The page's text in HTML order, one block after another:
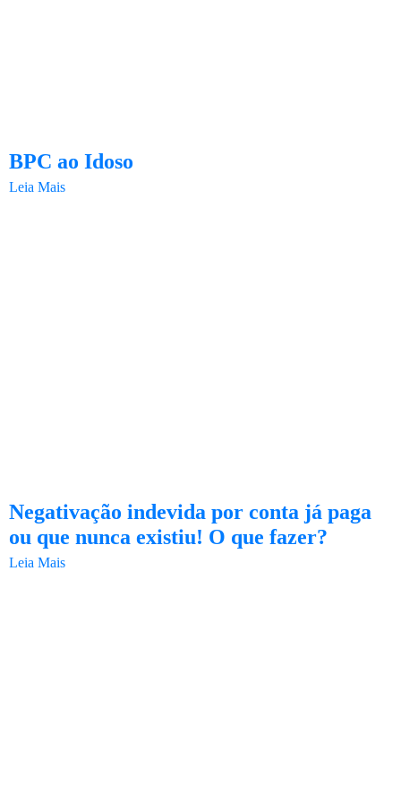
BPC ao Idoso
Leia Mais
Negativação indevida por conta já paga
ou que nunca existiu! O que fazer?
Leia Mais